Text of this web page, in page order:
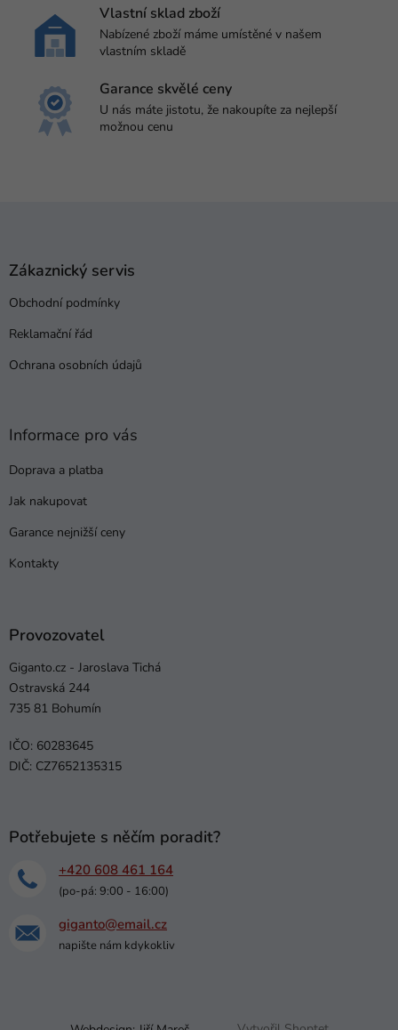
v
ý
u
Vlastní sklad zboží
Nabízené zboží máme umístěné v našem
vlastním skladě
Garance skvělé ceny
U nás máte jistotu, že nakoupíte za nejlepší
možnou cenu
Zákaznický servis
Obchodní podmínky
Reklamační řád
Ochrana osobních údajů
Informace pro vás
Doprava a platba
Jak nakupovat
Garance nejnižší ceny
Kontakty
Provozovatel
Giganto.cz - Jaroslava Tichá
Ostravská 244
735 81 Bohumín
IČO: 60283645
DIČ: CZ7652135315
Potřebujete s něčím poradit?
+420 608 461 164
(po-pá: 9:00 - 16:00)
giganto@email.cz
napište nám kdykokliv